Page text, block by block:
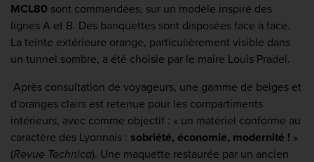
MCL80 sont commandées, sur un modèle inspiré des
lignes A et B. Des banquettes sont disposées face à face.
La teinte extérieure orange, particulièrement visible dans
un tunnel sombre, a été choisie par le maire Louis Pradel.
Après consultation de voyageurs, une gamme de beiges et
d'oranges clairs est retenue pour les compartiments
intérieurs, avec comme objectif : « un matériel conforme au
caractère des Lyonnais : sobriété, économie, modernité ! »
(Revue Technica). Une maquette restaurée par un ancien